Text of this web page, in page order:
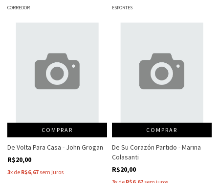
CORREDOR ESPORTES
COMPRAR
De Volta Para Casa - John Grogan
R$20,00
3x de R$6,67 sem juros
COMPRAR
De Su Corazón Partido - Marina
Colasanti
R$20,00